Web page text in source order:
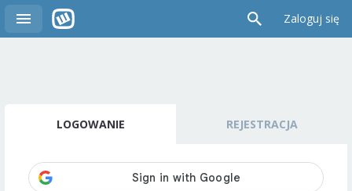
Zaloguj się
LOGOWANIE REJESTRACJA